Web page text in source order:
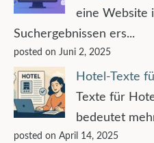
eine Website
Suchergebnissen ers...
posted on Juni 2, 2025
Hotel-Texte
Texte für
bedeutet
posted on April 14, 2025